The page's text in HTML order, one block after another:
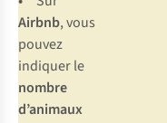
Airbnb, vous
pouvez
indiquer le
nombre
d’animaux